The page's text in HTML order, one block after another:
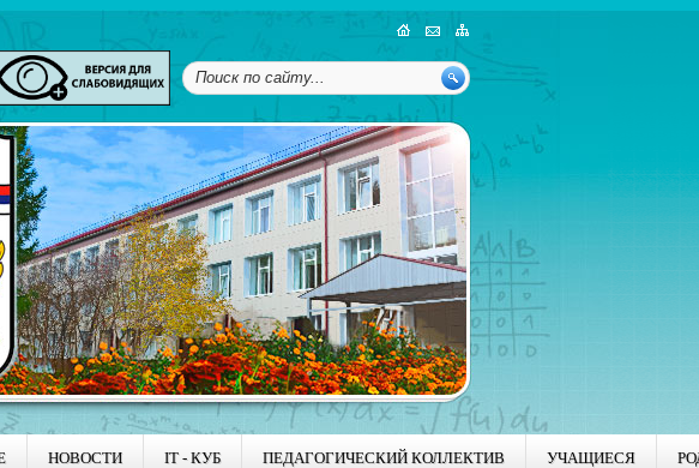
НОВОСТИ IT - КУБ ПЕДАГОГИЧЕСКИЙ КОЛЛЕКТИВ УЧАЩИЕСЯ